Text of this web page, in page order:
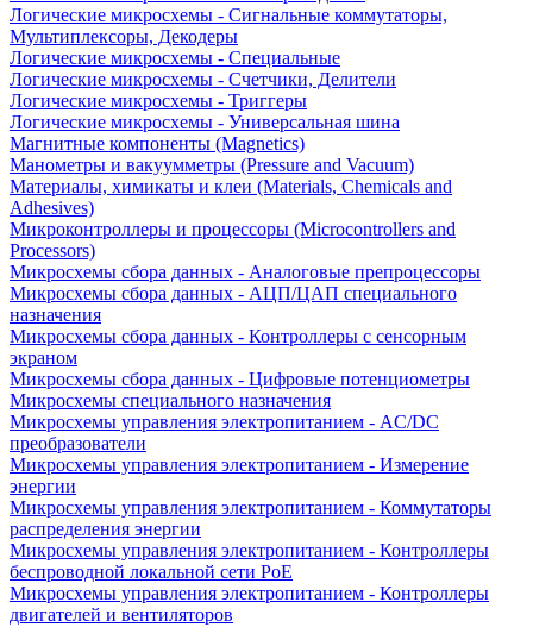
Логические микросхемы - Сигнальные коммутаторы,
Мультиплексоры, Декодеры
Логические микросхемы - Специальные
Логические микросхемы - Счетчики, Делители
Логические микросхемы - Триггеры
Логические микросхемы - Универсальная шина
Магнитные компоненты (Magnetics)
Манометры и вакуумметры (Pressure and Vacuum)
Материалы, химикаты и клеи (Materials, Chemicals and
Adhesives)
Микроконтроллеры и процессоры (Microcontrollers and
Processors)
Микросхемы сбора данных - Аналоговые препроцессоры
Микросхемы сбора данных - АЦП/ЦАП специального
назначения
Микросхемы сбора данных - Контроллеры с сенсорным
экраном
Микросхемы сбора данных - Цифровые потенциометры
Микросхемы специального назначения
Микросхемы управления электропитанием - AC/DC
преобразователи
Микросхемы управления электропитанием - Измерение
энергии
Микросхемы управления электропитанием - Коммутаторы
распределения энергии
Микросхемы управления электропитанием - Контроллеры
беспроводной локальной сети PoE
Микросхемы управления электропитанием - Контроллеры
двигателей и вентиляторов